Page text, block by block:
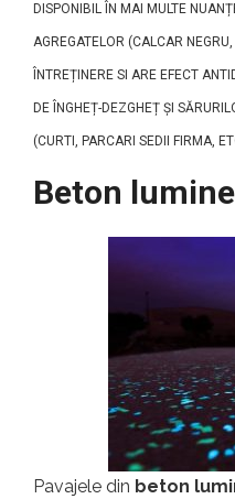
DISPONIBIL ÎN MAI MULTE
AGREGATELOR (CALCAR
ÎNTREȚINERE SI ARE EFECT
DE ÎNGHEȚ-DEZGHEȚ ȘI
(CURTI, PARCARI SEDII FIRMA,
Beton
Pavajele din beton